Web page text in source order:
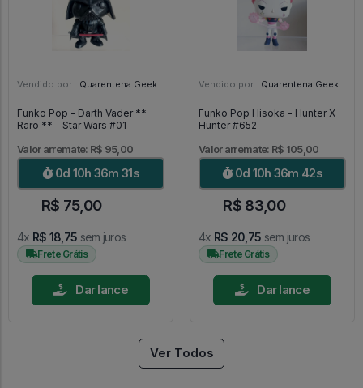
Vendido por: Quarentena Geek Store - SP
Funko Pop - Darth Vader **
Raro ** - Star Wars #01
Valor arremate: R$ 95,00
0d 10h 36m 29s
R$ 75,00
4x R$ 18,75 sem juros
Frete Grátis
Dar lance
Vendido por: Quarentena Geek Store - SP
Funko Pop Hisoka - Hunter X
Hunter #652
Valor arremate: R$ 105,00
0d 10h 36m 40s
R$ 83,00
4x R$ 20,75 sem juros
Frete Grátis
Dar lance
Ver Todos